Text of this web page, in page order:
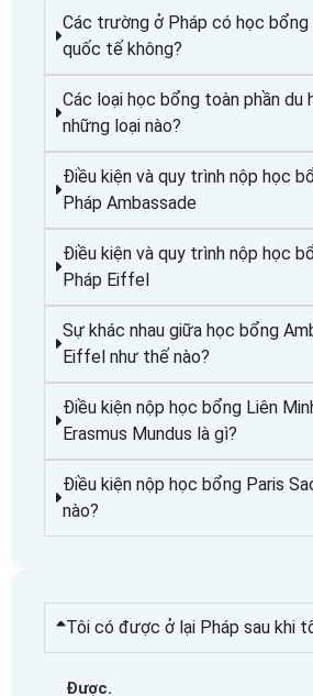
Các trường ở Pháp có học bổng
quốc tế không?
Các loại học bổng toàn phần du
những loại nào?
Điều kiện và quy trình nộp học
Pháp Ambassade
Điều kiện và quy trình nộp học
Pháp Eiffel
Sự khác nhau giữa học bổng
Eiffel như thế nào?
Điều kiện nộp học bổng Liên
Erasmus Mundus là gì?
Điều kiện nộp học bổng Paris
nào?
Tôi có được ở lại Pháp sau khi
Được.